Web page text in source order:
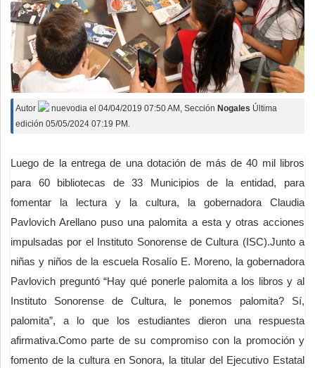
Autor nuevodia el 04/04/2019 07:50 AM , Sección Nogales Última
edición 05/05/2024 07:19 PM.
Luego de la entrega de una dotación de más de 40 mil libros
para 60 bibliotecas de 33 Municipios de la entidad, para
fomentar la lectura y la cultura, la gobernadora Claudia
Pavlovich Arellano puso una palomita a esta y otras acciones
impulsadas por el Instituto Sonorense de Cultura (ISC).Junto a
niñas y niños de la escuela Rosalío E. Moreno, la gobernadora
Pavlovich preguntó “Hay qué ponerle palomita a los libros y al
Instituto Sonorense de Cultura, le ponemos palomita? Sí,
palomita”, a lo que los estudiantes dieron una respuesta
afirmativa.Como parte de su compromiso con la promoción y
fomento de la cultura en Sonora, la titular del Ejecutivo Estatal